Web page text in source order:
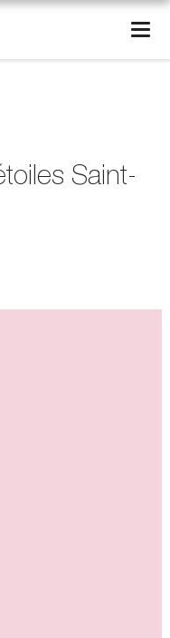
Saint-